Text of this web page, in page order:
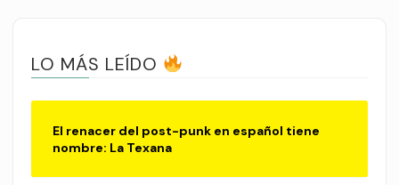
LO MÁS LEÍDO
El renacer del post-punk en español tiene
nombre: La Texana